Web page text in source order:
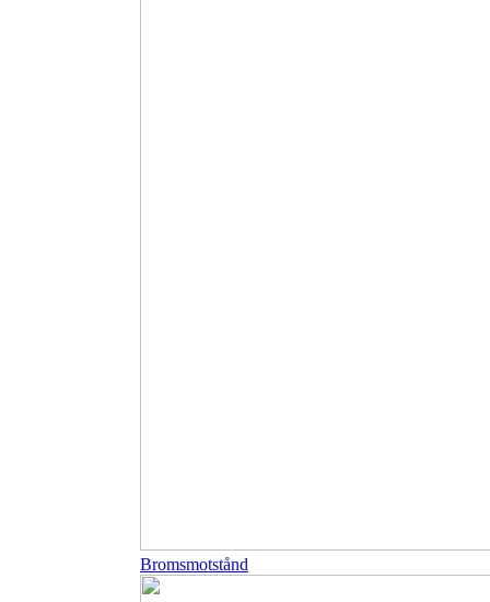
Bromsmotstånd